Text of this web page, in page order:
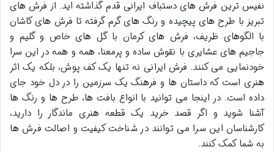
نفیس ترین فرش های دستباف ایرانی قدم گذاشته اید. از فرش های
تبریز با طرح های پیچیده و رنگ های گرم گرفته تا فرش های کاشان
با الگوهای ظریف، فرش های کرمان با گل های خاص و گلیم و
جاجیم های عشایری با نقوش ساده و پرمعنا، همه و همه در این سرا
خودنمایی می کنند. فرش ایرانی نه تنها یک کف پوش، بلکه یک اثر
هنری است که داستان ها و فرهنگ یک سرزمین را در دل خود جای
داده است. در اینجا می توانید با انواع بافت ها، طرح ها و رنگ ها
آشنا شوید و اگر قصد خرید یک قطعه هنری ماندگار را دارید،
کارشناسان این سرا می توانند در شناخت کیفیت و اصالت فرش ها
به شما کمک کنند.